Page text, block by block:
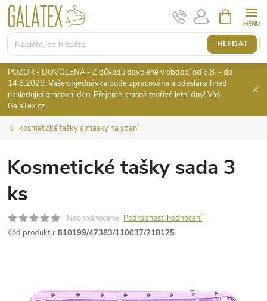
Přejít
obsah
HLEDAT
NÁKUPNÍ
KOŠÍK
POZOR - DOVOLENÁ - Z důvodu dovolené v období od 6.8. - do
14.8.2026. Vaše objednávka bude zpracována a odeslána hned
následující pracovní den. Přejeme krásné tvořivé letní dny! Váš
GalaTex.cz
kosmetické tašky a masky na spaní
Kosmetické tašky sada 3
ks
Neohodnoceno Podrobnosti hodnocení
Kód produktu: 810199/47383/110037/218125